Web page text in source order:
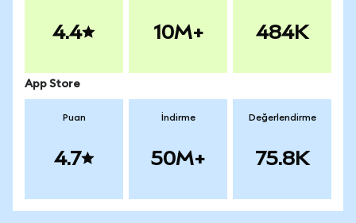
4.4 10M+ 484K
App Store
Puan
4.7
İndirme
50M+
Değerlendirme
75.8K